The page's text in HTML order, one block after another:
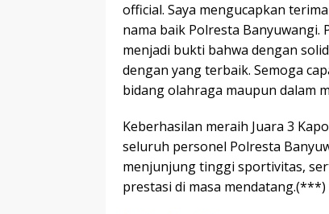
official. Saya mengucapkan
nama baik Polresta
menjadi bukti bahwa dengan
dengan yang terbaik. Semoga
bidang olahraga maupun dalam
Keberhasilan meraih Juara 3
seluruh personel Polresta
menjunjung tinggi sportivitas,
prestasi di masa mendatang.(***)